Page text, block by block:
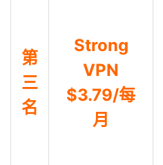
第
三
名
Strong
VPN
$3.79/每
月